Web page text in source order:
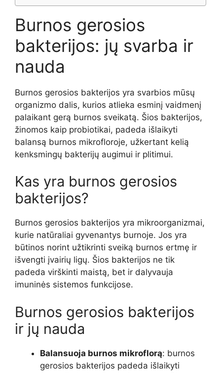
Burnos gerosios
bakterijos: jų svarba ir
nauda
Burnos gerosios bakterijos yra svarbios mūsų
organizmo dalis, kurios atlieka esminį vaidmenį
palaikant gerą burnos sveikatą. Šios bakterijos,
žinomos kaip probiotikai, padeda išlaikyti
balansą burnos mikrofloroje, užkertant kelią
kenksmingų bakterijų augimui ir plitimui.
Kas yra burnos gerosios
bakterijos?
Burnos gerosios bakterijos yra mikroorganizmai,
kurie natūraliai gyvenantys burnoje. Jos yra
būtinos norint užtikrinti sveiką burnos ertmę ir
išvengti įvairių ligų. Šios bakterijos ne tik
padeda virškinti maistą, bet ir dalyvauja
imuninės sistemos funkcijose.
Burnos gerosios bakterijos
ir jų nauda
Balansuoja burnos mikroflorą: burnos
gerosios bakterijos padeda išlaikyti